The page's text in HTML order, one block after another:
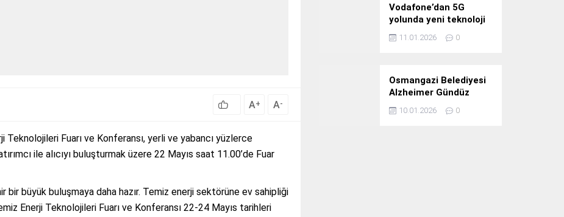
A+ A-
Teknolojileri Fuarı ve Konferansı, yerli ve yabancı yüzlerce
ile alıcıyı buluşturmak üzere 22 Mayıs saat 11.00’de Fuar
bir büyük buluşmaya daha hazır. Temiz enerji sektörüne ev sahipliği
Enerji Teknolojileri Fuarı ve Konferansı 22-24 Mayıs tarihleri
Vodafone’dan 5G
yolunda yeni teknoloji
yatırımı
11.01.2026 0
Osmangazi Belediyesi
Alzheimer Gündüz
Bakım Evi 3. Yılını
Kutladı
10.01.2026 0